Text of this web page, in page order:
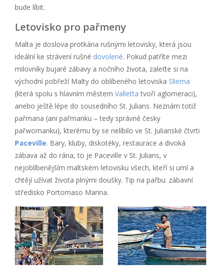
bude líbit.
Letovisko pro pařmeny
Malta je doslova protkána rušnými letovisky, která jsou
ideální ke strávení rušné dovolené. Pokud patříte mezi
milovníky bujaré zábavy a nočního života, zaleťte si na
východní pobřeží Malty do oblíbeného letoviska Sliema
(která spolu s hlavním městem Valletta tvoří aglomeraci),
anebo ještě lépe do sousedního St. Julians. Neznám totiž
pařmana (ani pařmanku – tedy správně česky
pařwomanku), kterému by se nelíbilo ve St. Julianské čtvrti
Paceville. Bary, kluby, diskotéky, restaurace a divoká
zábava až do rána, to je Paceville v St. Julians, v
nejoblíbenějším maltském letovisku všech, kteří si umí a
chtějí užívat života plnými doušky. Tip na pařbu: zábavní
středisko Portomaso Marina.